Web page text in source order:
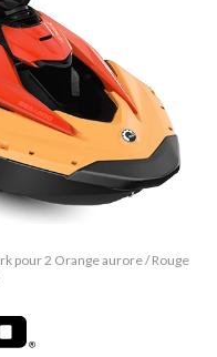
pour 2 Orange aurore / Rouge